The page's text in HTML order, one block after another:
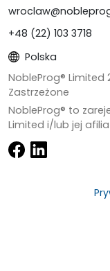
+48 (22) 103 3718
Polska
NobleProg® Limited
Zastrzeżone
NobleProg® to
Limited i/lub jej